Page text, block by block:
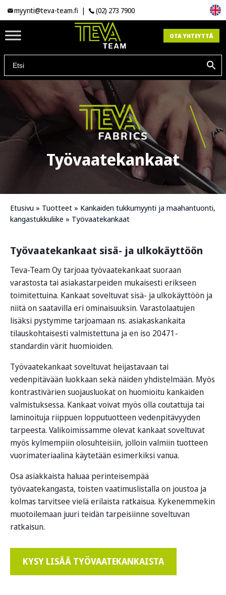
myynti@teva-team.fi | (02) 273 7900
OTA YHTEYTTÄ
Työvaatekankaat
Etusivu » Tuotteet » Kankaiden tukkumyynti ja maahantuonti,
kangastukkuliike » Työvaatekankaat
Työvaatekankaat sisä- ja ulkokäyttöön
Teva-Team Oy tarjoaa työvaatekankaat suoraan
varastosta tai asiakastarpeiden mukaisesti erikseen
toimitettuina. Kankaat soveltuvat sisä- ja ulkokäyttöön ja
niitä on saatavilla eri ominaisuuksin. Varastolaatujen
lisäksi pystymme tarjoamaan ns. asiakaskankaita
tilauskohtaisesti valmistettuna ja en iso 20471-
standardin värit huomioiden.
Työvaatekankaat soveltuvat heijastavaan tai
vedenpitävään luokkaan sekä näiden yhdistelmään. Myös
kontrastivärien suojausluokat on huomioitu kankaiden
valmistuksessa. Kankaat voivat myös olla coutattuja tai
laminoituja riippuen lopputuotteen vedenpitävyyden
tarpeesta. Valikoimissamme olevat kankaat soveltuvat
myös kylmempiin olosuhteisiin, jolloin valmiin tuotteen
vuorimateriaalina käytetään esimerkiksi vanua.
Osa asiakkaista haluaa perinteisempää
työvaatekangasta, toisten vaatimuslistalla on joustoa ja
kolmas tarvitsee vielä erilaista ratkaisua. Kykenemmekin
muotoilemaan juuri teidän tarpeisiinne soveltuvan
ratkaisun.
KYSY LISÄÄ TYÖVAATEKANKAISTA